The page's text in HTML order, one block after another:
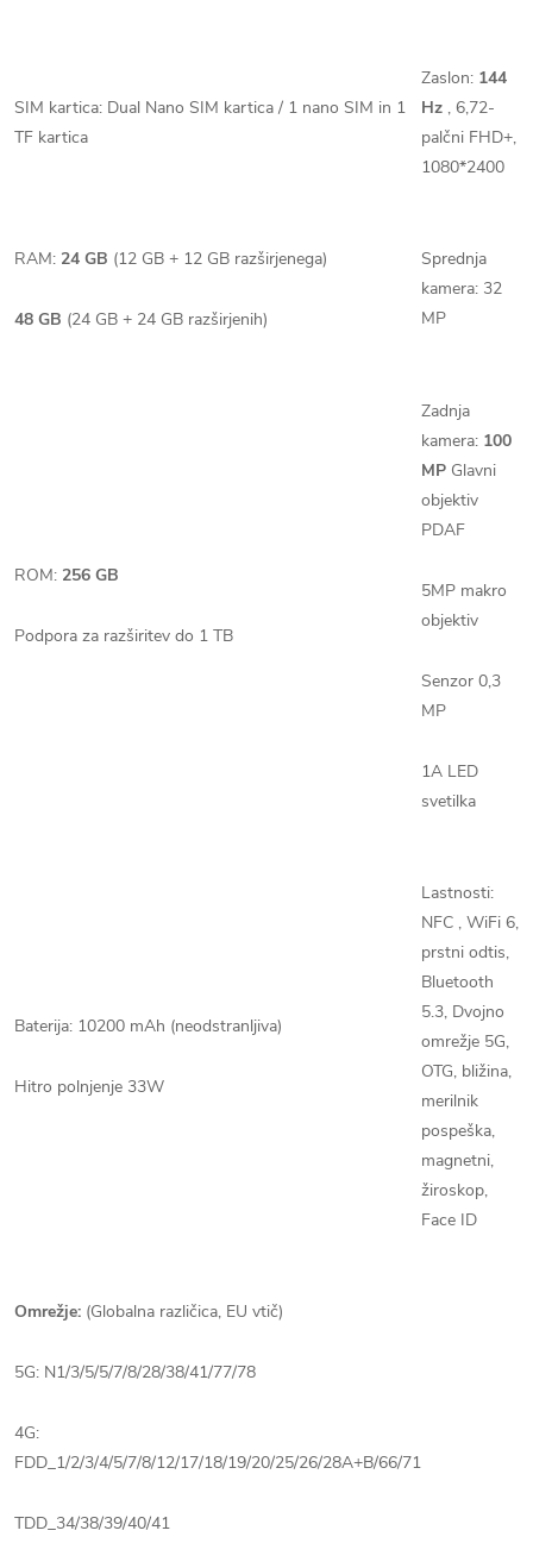
SIM kartica: Dual Nano SIM kartica / 1 nano SIM in 1
TF kartica
Zaslon: 144
Hz , 6,72-
palčni FHD+,
1080*2400
RAM: 24 GB (12 GB + 12 GB razširjenega)
48 GB (24 GB + 24 GB razširjenih)
Sprednja
kamera: 32
MP
ROM: 256 GB
Podpora za razširitev do 1 TB
Zadnja
kamera: 100
MP Glavni
objektiv
PDAF
5MP makro
objektiv
Senzor 0,3
MP
1A LED
svetilka
Baterija: 10200 mAh (neodstranljiva)
Hitro polnjenje 33W
Lastnosti:
NFC , WiFi 6,
prstni odtis,
Bluetooth
5.3, Dvojno
omrežje 5G,
OTG, bližina,
merilnik
pospeška,
magnetni,
žiroskop,
Face ID
Omrežje: (Globalna različica, EU vtič)
5G: N1/3/5/5/7/8/28/38/41/77/78
4G:
FDD_1/2/3/4/5/7/8/12/17/18/19/20/25/26/28A+B/66/71
TDD_34/38/39/40/41